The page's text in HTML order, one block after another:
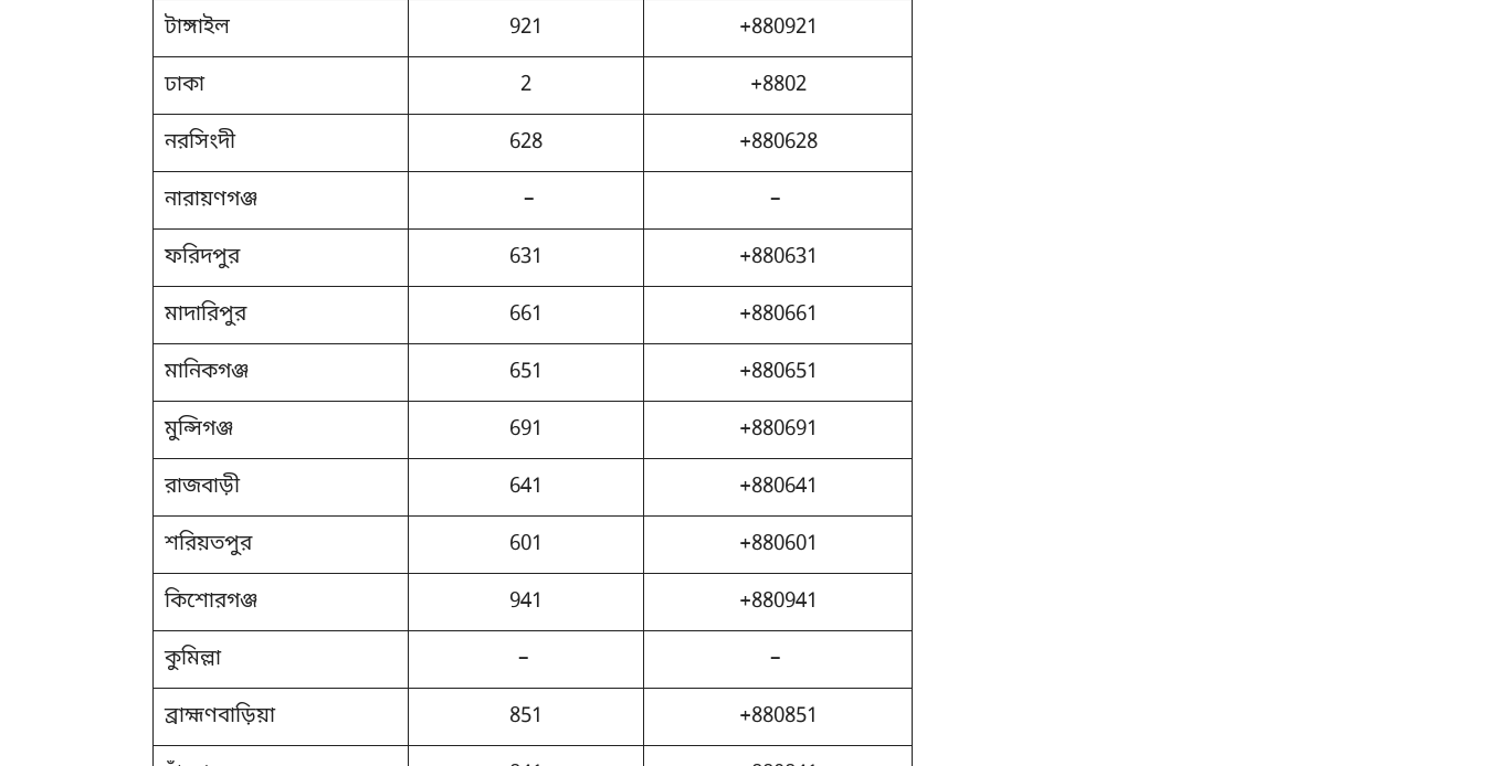
টাঙ্গাইল 921 +880921
ঢাকা 2 +8802
নরসিংদী 628 +880628
নারায়ণগঞ্জ – –
ফরিদপুর 631 +880631
মাদারিপুর 661 +880661
মানিকগঞ্জ 651 +880651
মুন্সিগঞ্জ 691 +880691
রাজবাড়ী 641 +880641
শরিয়তপুর 601 +880601
কিশোরগঞ্জ 941 +880941
কুমিল্লা – –
ব্রাহ্মণবাড়িয়া 851 +880851